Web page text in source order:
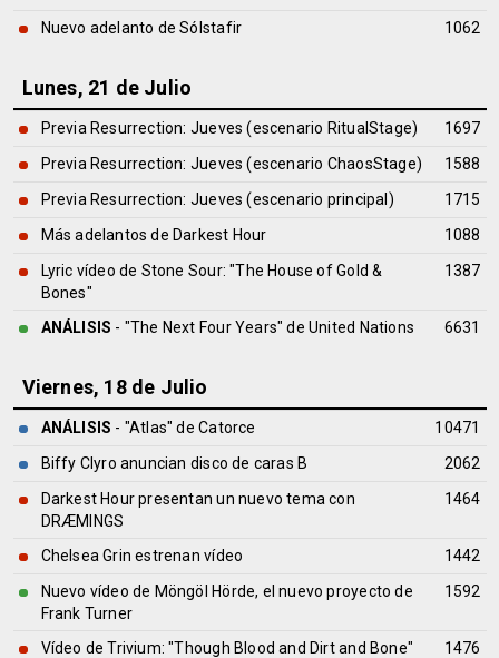
Nuevo adelanto de Sólstafir
1062
Lunes, 21 de Julio
Previa Resurrection: Jueves (escenario RitualStage)
1697
Previa Resurrection: Jueves (escenario ChaosStage)
1588
Previa Resurrection: Jueves (escenario principal)
1715
Más adelantos de Darkest Hour
1088
Lyric vídeo de Stone Sour: "The House of Gold &
Bones"
1387
ANÁLISIS - "The Next Four Years" deUnited Nations 6631
Viernes, 18 de Julio
ANÁLISIS - "Atlas" deCatorce
10471
Biffy Clyro anuncian disco de caras B
2062
Darkest Hour presentan un nuevo tema con
DRÆMINGS
1464
Chelsea Grin estrenan vídeo
1442
Nuevo vídeo de Möngöl Hörde, el nuevo proyecto de
Frank Turner
1592
Vídeo de Trivium: "Though Blood and Dirt and Bone" 1476